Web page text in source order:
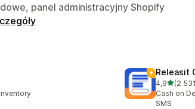
panel administracyjny Shopify
Releasit
4,9na 5
(2
Łączna
Cash on
SMS